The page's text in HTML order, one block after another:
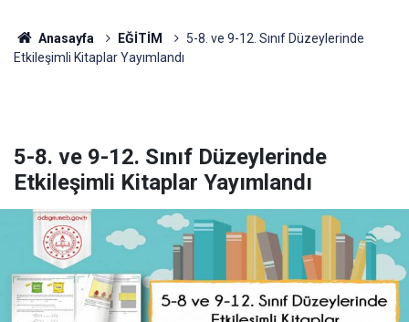
Anasayfa EĞİTİM
5-8. ve 9-12. Sınıf Düzeylerinde
Etkileşimli Kitaplar Yayımlandı
5-8. ve 9-12. Sınıf Düzeylerinde
Etkileşimli Kitaplar Yayımlandı